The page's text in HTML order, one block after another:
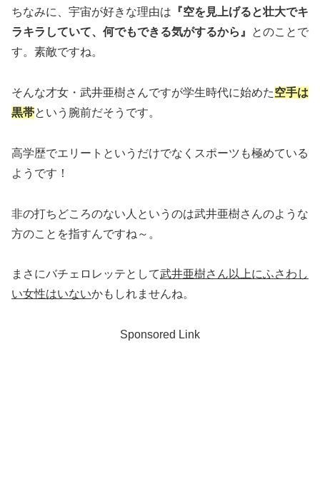
ちなみに、宇宙が好きな理由は 『空を見上げると壮大でキ
ラキラしていて、何でもできる気がするから』
とのことで
す。素敵ですね。
そんな才女・武井亜樹さんですが学生時代に始めた空手は
黒帯という腕前だそうです。
高学歴でエリートというだけでなくスポーツも極めている
ようです！
非の打ちどころのない人というのは武井亜樹さんのような
方のことを指すんですね～。
まさにバチェロレッテとして武井亜樹さん以上にふさわし
い女性はいないかもしれませんね。
Sponsored Link